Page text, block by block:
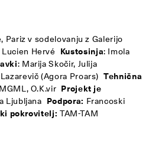
Pariz v sodelovanju z Galerijo
Lucien Hervé Kustosinja: Imola
: Marija Skočir, Julija
(Agora Proars) Tehnična
O.K.vir Projekt je
Ljubljana Podpora: Francoski
pokrovitelj: TAM-TAM